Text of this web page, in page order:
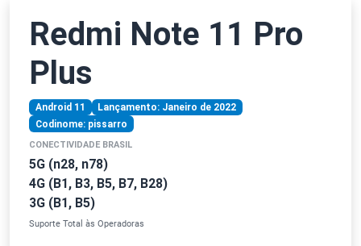
Redmi Note 11 Pro
Plus
Android 11
Lançamento: Janeiro de 2022
Codinome: pissarro
CONECTIVIDADE BRASIL
5G (n28, n78)
4G (B1, B3, B5, B7, B28)
3G (B1, B5)
Suporte Total às Operadoras